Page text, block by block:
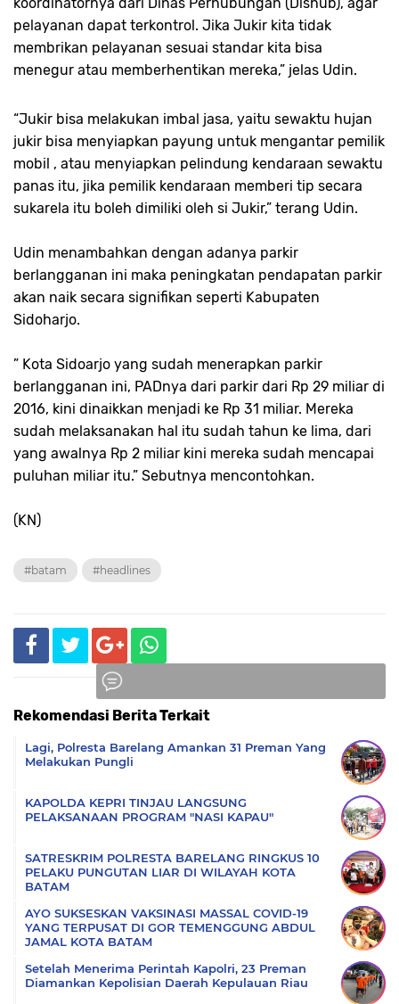
pelayanan dapat terkontrol. Jika Jukir kita tidak
membrikan pelayanan sesuai standar kita bisa
menegur atau memberhentikan mereka,” jelas Udin.
“Jukir bisa melakukan imbal jasa, yaitu sewaktu hujan
jukir bisa menyiapkan payung untuk mengantar pemilik
mobil , atau menyiapkan pelindung kendaraan sewaktu
panas itu, jika pemilik kendaraan memberi tip secara
sukarela itu boleh dimiliki oleh si Jukir,” terang Udin.
Udin menambahkan dengan adanya parkir
berlangganan ini maka peningkatan pendapatan parkir
akan naik secara signifikan seperti Kabupaten
Sidoharjo.
” Kota Sidoarjo yang sudah menerapkan parkir
berlangganan ini, PADnya dari parkir dari Rp 29 miliar di
2016, kini dinaikkan menjadi ke Rp 31 miliar. Mereka
sudah melaksanakan hal itu sudah tahun ke lima, dari
yang awalnya Rp 2 miliar kini mereka sudah mencapai
puluhan miliar itu.” Sebutnya mencontohkan.
(KN)
#batam #headlines
Rekomendasi Berita Terkait
Lagi, Polresta Barelang Amankan 31 Preman Yang
Melakukan Pungli
KAPOLDA KEPRI TINJAU LANGSUNG
PELAKSANAAN PROGRAM "NASI KAPAU"
SATRESKRIM POLRESTA BARELANG RINGKUS 10
PELAKU PUNGUTAN LIAR DI WILAYAH KOTA
BATAM
AYO SUKSESKAN VAKSINASI MASSAL COVID-19
YANG TERPUSAT DI GOR TEMENGGUNG ABDUL
JAMAL KOTA BATAM
Setelah Menerima Perintah Kapolri, 23 Preman
Diamankan Kepolisian Daerah Kepulauan Riau